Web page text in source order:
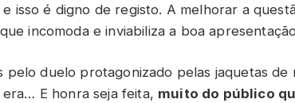
isso é digno de registo. A melhorar a
incomoda e inviabiliza a boa
pelo duelo protagonizado pelas jaquetas
E honra seja feita, muito do público